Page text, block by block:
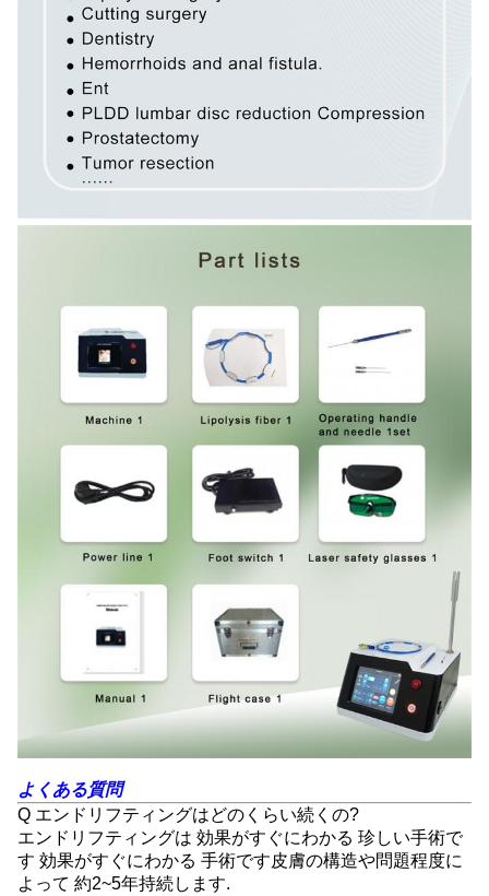
よくある質問
Q エンドリフティングはどのくらい続くの?
エンドリフティングは 効果がすぐにわかる 珍しい手術で
す 効果がすぐにわかる 手術です皮膚の構造や問題程度に
よって 約2~5年持続します.